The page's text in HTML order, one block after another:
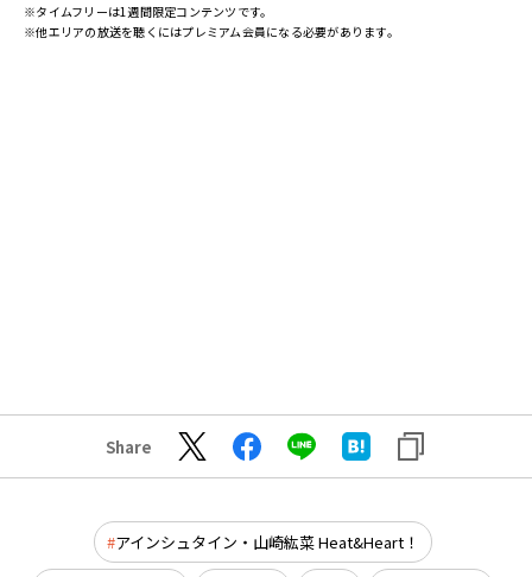
※タイムフリーは1週間限定コンテンツです。
※他エリアの放送を聴くにはプレミアム会員になる必要があります。
Share
アインシュタイン・山崎紘菜 Heat&Heart！